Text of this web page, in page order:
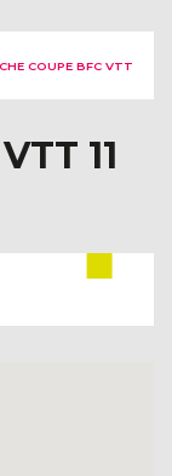
COUPE BFC VTT
11